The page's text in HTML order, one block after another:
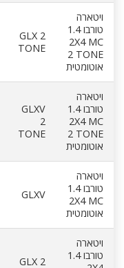
ויטארה
טורבו 1.4
2X4 MC
2 TONE
אוטומטית
GLX 2
TONE
ויטארה
טורבו 1.4
2X4 MC
2 TONE
אוטומטית
GLXV
2
TONE
ויטארה
טורבו 1.4
2X4 MC
אוטומטית
GLXV
ויטארה
טורבו 1.4
GLX 2